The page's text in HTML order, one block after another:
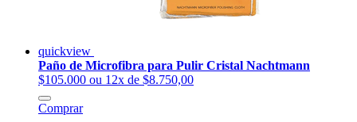
quickview
Paño de Microfibra para Pulir Cristal Nachtmann
$105.000 ou 12x de $8.750,00
Comprar